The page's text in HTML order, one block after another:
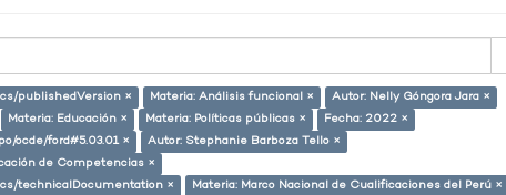
publishedVersion × Materia: Análisis funcional ×
Autor: Nelly Góngora Jara ×
Materia: Educación × Materia: Políticas públicas ×
Fecha: 2022 ×
ocde/ford#5.03.01 ×
Autor: Stephanie Barboza Tello ×
de Competencias ×
technicalDocumentation ×
Materia: Marco Nacional de Cualificaciones del Perú ×